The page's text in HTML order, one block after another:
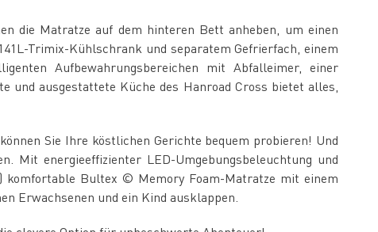
die Matratze auf dem hinteren Bett anheben, um einen
Trimix-Kühlschrank und separatem Gefrierfach, einem
Aufbewahrungsbereichen mit Abfalleimer, einer
und ausgestattete Küche des Hanroad Cross bietet alles,
Sie Ihre köstlichen Gerichte bequem probieren! Und
Mit energieeffizienter LED-Umgebungsbeleuchtung und
komfortable Bultex © Memory Foam-Matratze mit einem
Erwachsenen und ein Kind ausklappen.